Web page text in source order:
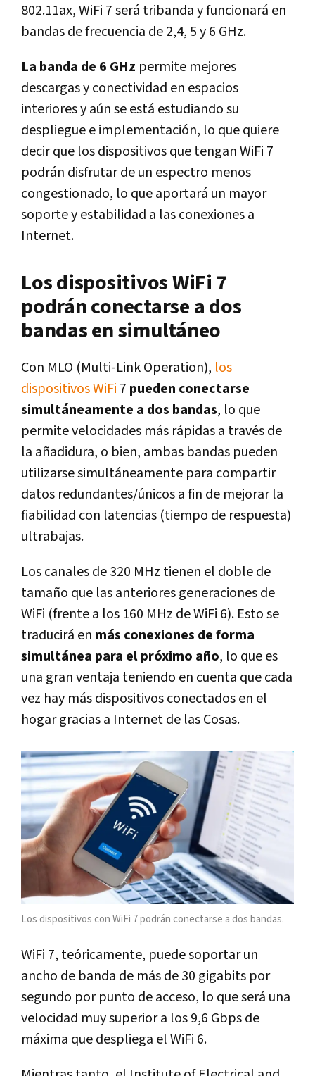
802.11ax, WiFi 7 será tribanda y funcionará en
bandas de frecuencia de 2,4, 5 y 6 GHz.
La banda de 6 GHz permite mejores
descargas y conectividad en espacios
interiores y aún se está estudiando su
despliegue e implementación, lo que quiere
decir que los dispositivos que tengan WiFi 7
podrán disfrutar de un espectro menos
congestionado, lo que aportará un mayor
soporte y estabilidad a las conexiones a
Internet.
Los dispositivos WiFi 7
podrán conectarse a dos
bandas en simultáneo
Con MLO (Multi-Link Operation), los
dispositivos WiFi 7 pueden conectarse
simultáneamente a dos bandas, lo que
permite velocidades más rápidas a través de
la añadidura, o bien, ambas bandas pueden
utilizarse simultáneamente para compartir
datos redundantes/únicos a fin de mejorar la
fiabilidad con latencias (tiempo de respuesta)
ultrabajas.
Los canales de 320 MHz tienen el doble de
tamaño que las anteriores generaciones de
WiFi (frente a los 160 MHz de WiFi 6). Esto se
traducirá en más conexiones de forma
simultánea para el próximo año, lo que es
una gran ventaja teniendo en cuenta que cada
vez hay más dispositivos conectados en el
hogar gracias a Internet de las Cosas.
Los dispositivos con WiFi 7 podrán conectarse a dos bandas.
WiFi 7, teóricamente, puede soportar un
ancho de banda de más de 30 gigabits por
segundo por punto de acceso, lo que será una
velocidad muy superior a los 9,6 Gbps de
máxima que despliega el WiFi 6.